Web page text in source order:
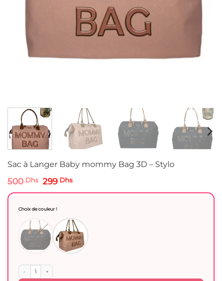
Sac à Langer Baby mommy Bag 3D – Stylo
500Dhs Le
était :
500 Dhs.
299 DhsLe
Choix de couleur !
quantité de Sac à Langer Baby mommy Bag 3D - Stylo